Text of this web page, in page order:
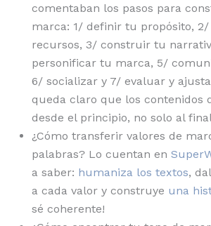
comentaban los pasos para
marca: 1/ definir tu propósito,
recursos, 3/ construir tu
personificar tu marca, 5/
6/ socializar y 7/ evaluar y
queda claro que los contenidos
desde el principio, no solo al
¿Cómo transferir valores de
palabras? Lo cuentan en
a saber: humaniza los textos,
a cada valor y construye una
sé coherente!